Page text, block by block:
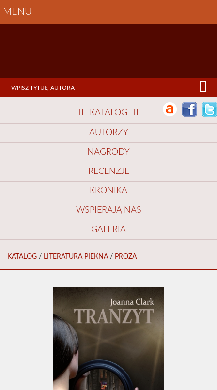
MENU
KATALOG
AUTORZY
NAGRODY
RECENZJE
KRONIKA
WSPIERAJĄ NAS
GALERIA
KATALOG / LITERATURA PIĘKNA / PROZA